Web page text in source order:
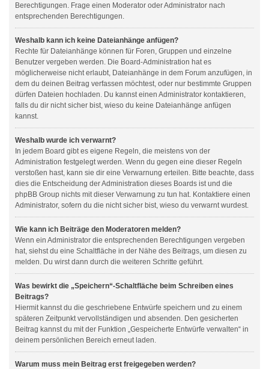
Berechtigungen. Frage einen Moderator oder Administrator nach
entsprechenden Berechtigungen.
Weshalb kann ich keine Dateianhänge anfügen?
Rechte für Dateianhänge können für Foren, Gruppen und einzelne
Benutzer vergeben werden. Die Board-Administration hat es
möglicherweise nicht erlaubt, Dateianhänge in dem Forum anzufügen, in
dem du deinen Beitrag verfassen möchtest, oder nur bestimmte Gruppen
dürfen Dateien hochladen. Du kannst einen Administrator kontaktieren,
falls du dir nicht sicher bist, wieso du keine Dateianhänge anfügen
kannst.
Weshalb wurde ich verwarnt?
In jedem Board gibt es eigene Regeln, die meistens von der
Administration festgelegt werden. Wenn du gegen eine dieser Regeln
verstoßen hast, kann sie dir eine Verwarnung erteilen. Bitte beachte, dass
dies die Entscheidung der Administration dieses Boards ist und die
phpBB Group nichts mit dieser Verwarnung zu tun hat. Kontaktiere einen
Administrator, sofern du die nicht sicher bist, wieso du verwarnt wurdest.
Wie kann ich Beiträge den Moderatoren melden?
Wenn ein Administrator die entsprechenden Berechtigungen vergeben
hat, siehst du eine Schaltfläche in der Nähe des Beitrags, um diesen zu
melden. Du wirst dann durch die weiteren Schritte geführt.
Was bewirkt die „Speichern“-Schaltfläche beim Schreiben eines
Beitrags?
Hiermit kannst du die geschriebene Entwürfe speichern und zu einem
späteren Zeitpunkt vervollständigen und absenden. Den gesicherten
Beitrag kannst du mit der Funktion „Gespeicherte Entwürfe verwalten“ in
deinem persönlichen Bereich erneut laden.
Warum muss mein Beitrag erst freigegeben werden?